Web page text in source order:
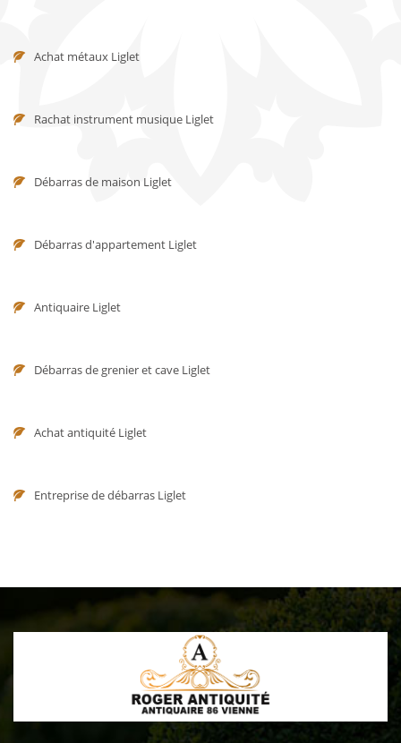
Achat métaux Liglet
Rachat instrument musique Liglet
Débarras de maison Liglet
Débarras d'appartement Liglet
Antiquaire Liglet
Débarras de grenier et cave Liglet
Achat antiquité Liglet
Entreprise de débarras Liglet